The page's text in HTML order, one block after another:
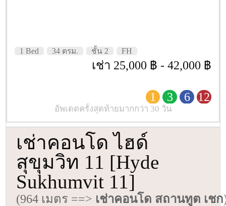
1 Bed 34 ตรม. ชั้น 2 FH
เช่า 25,000 ฿ - 42,000 ฿
1 3 6 12
อัพเดตครั้งสุดท้ายมากกว่า 30 วัน
เช่าคอนโด ไฮด์
สุขุมวิท 11 [Hyde
Sukhumvit 11]
(964 เมตร ==> เช่าคอนโด สถานทูต เชก